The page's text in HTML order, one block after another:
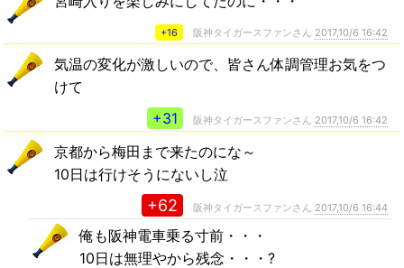
+16 阪神タイガースファンさん 2017,10/6 16:42
気温の変化が激しいので、皆さん体調管理お気をつ
けて
+31
阪神タイガースファンさん 2017,10/6 16:42
京都から梅田まで来たのにな～
10日は行けそうにないし泣
+62 阪神タイガースファンさん 2017,10/6 16:44
俺も阪神電車乗る寸前・・・
10日は無理やから残念・・・?